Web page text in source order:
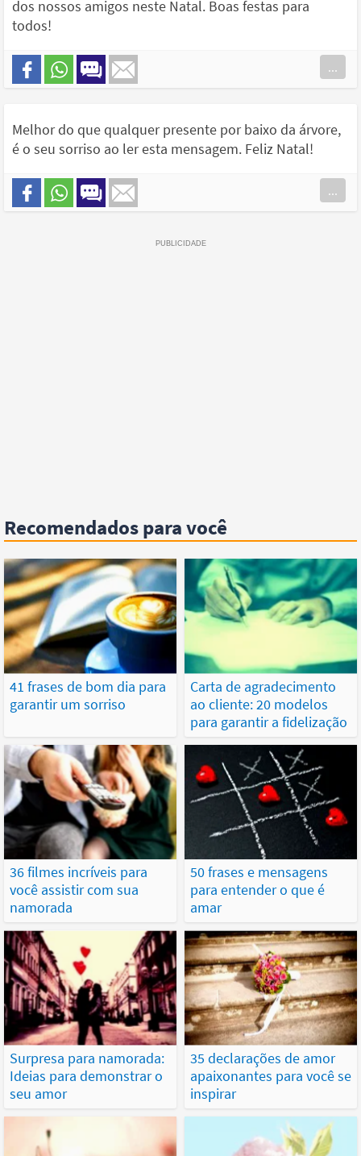
dos nossos amigos neste Natal. Boas festas para
todos!
...
Melhor do que qualquer presente por baixo da árvore,
é o seu sorriso ao ler esta mensagem. Feliz Natal!
...
Recomendados para você
41 frases de bom dia para
garantir um sorriso
Carta de agradecimento
ao cliente: 20 modelos
para garantir a fidelização
36 filmes incríveis para
você assistir com sua
namorada
50 frases e mensagens
para entender o que é
amar
Surpresa para namorada:
Ideias para demonstrar o
seu amor
35 declarações de amor
apaixonantes para você se
inspirar